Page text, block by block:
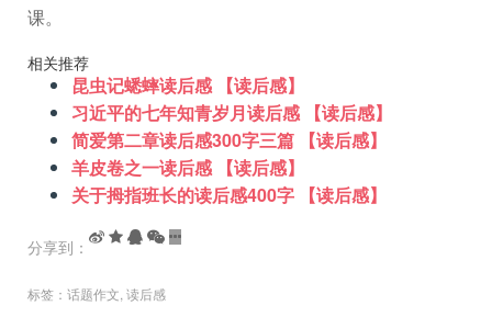
课。
相关推荐
昆虫记蟋蟀读后感 【读后感】
习近平的七年知青岁月读后感 【读后感】
简爱第二章读后感300字三篇 【读后感】
羊皮卷之一读后感 【读后感】
关于拇指班长的读后感400字 【读后感】
分享到：
标签： 话题作文 读后感